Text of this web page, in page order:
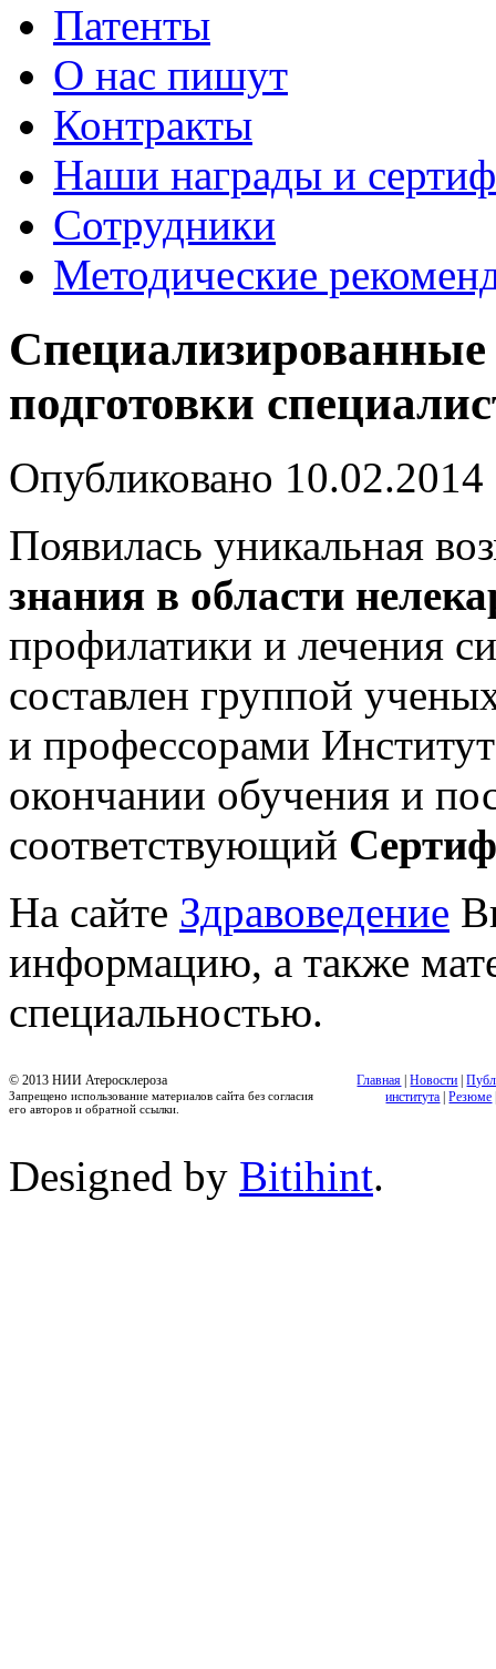
Патенты
О нас пишут
Контракты
Наши награды и
Сотрудники
Методические
подготовки
Опубликовано
Появилась уникальная
знания в области
профилатики и лечения
составлен группой
и профессорами
окончании обучения и
соответствующий
На сайте Здравоведение
информацию, а также
специальностью.
© 2013 НИИ Атеросклероза
Запрещено использование материалов сайта без согласия
его авторов и обратной ссылки.
Главная |Новости |
института |Резюме
Designed by Bitihint.